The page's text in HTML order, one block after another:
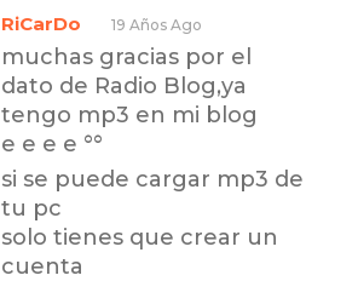
RiCarDo 19 Años Ago
muchas gracias por el
dato de Radio Blog,ya
tengo mp3 en mi blog
e e e e °°
si se puede cargar mp3 de
tu pc
solo tienes que crear un
cuenta